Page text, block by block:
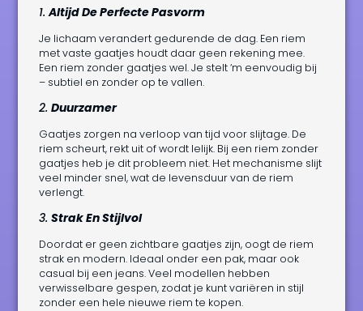
1.Altijd De Perfecte Pasvorm
Je lichaam verandert gedurende de dag. Een riem
met vaste gaatjes houdt daar geen rekening mee.
Een riem zonder gaatjes wel. Je stelt ‘m eenvoudig bij
– subtiel en zonder op te vallen.
2.Duurzamer
Gaatjes zorgen na verloop van tijd voor slijtage. De
riem scheurt, rekt uit of wordt lelijk. Bij een riem zonder
gaatjes heb je dit probleem niet. Het mechanisme slijt
veel minder snel, wat de levensduur van de riem
verlengt.
3.Strak En Stijlvol
Doordat er geen zichtbare gaatjes zijn, oogt de riem
strak en modern. Ideaal onder een pak, maar ook
casual bij een jeans. Veel modellen hebben
verwisselbare gespen, zodat je kunt variëren in stijl
zonder een hele nieuwe riem te kopen.